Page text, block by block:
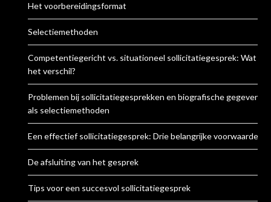
Het voorbereidingsformat
Selectiemethoden
Competentiegericht vs. situationeel sollicitatiegesprek: Wat is
het verschil?
Problemen bij sollicitatiegesprekken en biografische gegevens
als selectiemethoden
Een effectief sollicitatiegesprek: Drie belangrijke voorwaarden
De afsluiting van het gesprek
Tips voor een succesvol sollicitatiegesprek